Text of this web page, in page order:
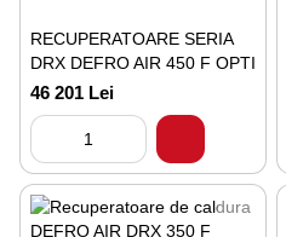
RECUPERATOARE SERIA
DRX DEFRO AIR 450 F OPTI
46 201 Lei